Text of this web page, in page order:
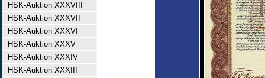
HSK-Auktion XXXVIII
HSK-Auktion XXXVII
HSK-Auktion XXXVI
HSK-Auktion XXXV
HSK-Auktion XXXIV
HSK-Auktion XXXIII